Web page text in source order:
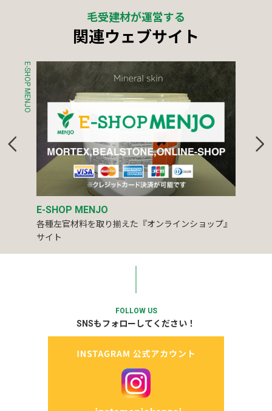
毛受建材が運営する
関連ウェブサイト
E-SHOP MENJO
E-SHOP MENJO
各種左官材料を取り揃えた『オンラインショップ』
サイト
FOLLOW US
SNSもフォローしてください！